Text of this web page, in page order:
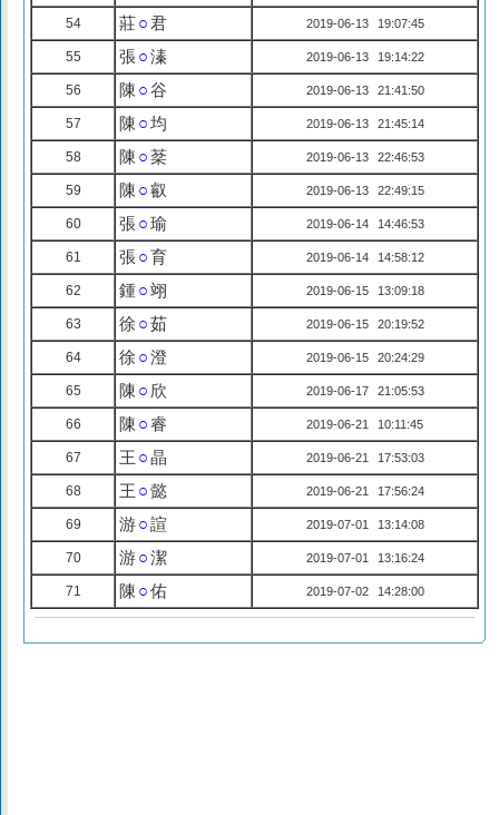
54 莊○君 2019-06-13 19:07:45
55 張○溱 2019-06-13 19:14:22
56 陳 ○谷 2019-06-13 21:41:50
57 陳 ○均 2019-06-13 21:45:14
58 陳 ○棻 2019-06-13 22:46:53
59 陳 ○叡 2019-06-13 22:49:15
60 張○瑜 2019-06-14 14:46:53
61 張○育 2019-06-14 14:58:12
62 鍾○翊 2019-06-15 13:09:18
63 徐 ○茹 2019-06-15 20:19:52
64 徐 ○澄 2019-06-15 20:24:29
65 陳 ○ 欣 2019-06-17 21:05:53
66 陳 ○睿 2019-06-21 10:11:45
67 王 ○晶 2019-06-21 17:53:03
68 王 ○懿 2019-06-21 17:56:24
69 游○諠 2019-07-01 13:14:08
70 游○潔 2019-07-01 13:16:24
71 陳 ○佑 2019-07-02 14:28:00